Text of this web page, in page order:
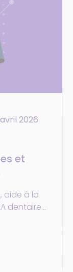
2026
et
aide à la
dentaire